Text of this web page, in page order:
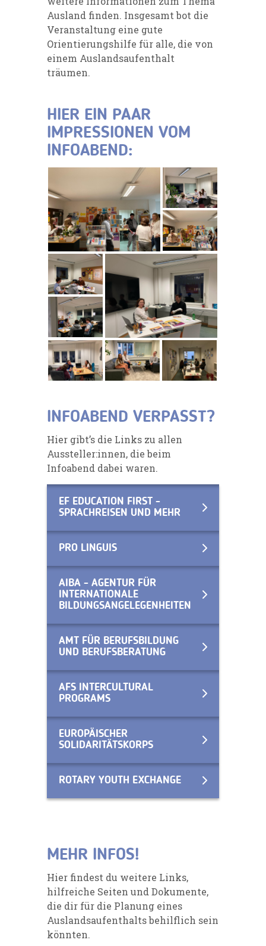
Ausland finden. Insgesamt bot die
Veranstaltung eine gute
Orientierungshilfe für alle, die von
einem Auslandsaufenthalt
träumen.
HIER EIN PAAR
IMPRESSIONEN VOM
INFOABEND:
INFOABEND VERPASST?
Hier gibt’s die Links zu allen
Aussteller:innen, die beim
Infoabend dabei waren.
EF EDUCATION FIRST -
SPRACHREISEN UND MEHR
PRO LINGUIS
AIBA - AGENTUR FÜR
INTERNATIONALE
BILDUNGSANGELEGENHEITEN
AMT FÜR BERUFSBILDUNG
UND BERUFSBERATUNG
AFS INTERCULTURAL
PROGRAMS
EUROPÄISCHER
SOLIDARITÄTSKORPS
ROTARY YOUTH EXCHANGE
MEHR INFOS!
Hier findest du weitere Links,
hilfreiche Seiten und Dokumente,
die dir für die Planung eines
Auslandsaufenthalts behilflich sein
könnten.